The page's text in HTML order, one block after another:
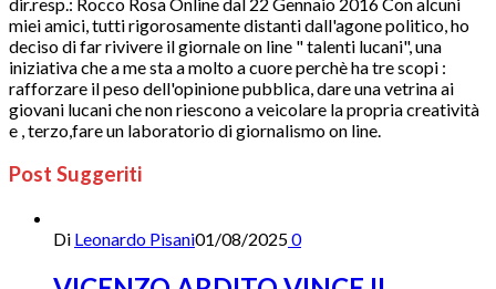
miei amici, tutti rigorosamente distanti dall'agone politico, ho
deciso di far rivivere il giornale on line " talenti lucani", una
iniziativa che a me sta a molto a cuore perchè ha tre scopi :
rafforzare il peso dell'opinione pubblica, dare una vetrina ai
giovani lucani che non riescono a veicolare la propria creatività
e , terzo,fare un laboratorio di giornalismo on line.
Post Suggeriti
Di Leonardo Pisani01/08/20250